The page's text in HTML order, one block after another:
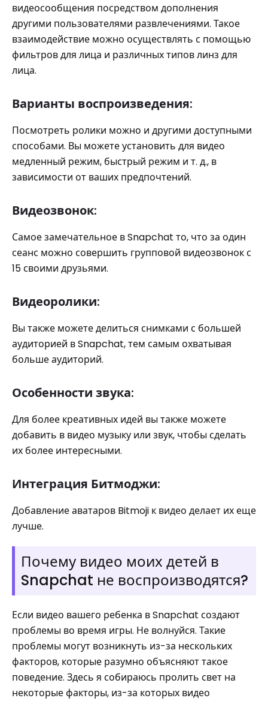
видеосообщения посредством дополнения
другими пользователями развлечениями. Такое
взаимодействие можно осуществлять с помощью
фильтров для лица и различных типов линз для
лица.
Варианты воспроизведения:
Посмотреть ролики можно и другими доступными
способами. Вы можете установить для видео
медленный режим, быстрый режим и т. д., в
зависимости от ваших предпочтений.
Видеозвонок:
Самое замечательное в Snapchat то, что за один
сеанс можно совершить групповой видеозвонок с
15 своими друзьями.
Видеоролики:
Вы также можете делиться снимками с большей
аудиторией в Snapchat, тем самым охватывая
больше аудиторий.
Особенности звука:
Для более креативных идей вы также можете
добавить в видео музыку или звук, чтобы сделать
их более интересными.
Интеграция Битмоджи:
Добавление аватаров Bitmoji к видео делает их еще
лучше.
Почему видео моих детей в
Snapchat не воспроизводятся?
Если видео вашего ребенка в Snapchat создают
проблемы во время игры. Не волнуйся. Такие
проблемы могут возникнуть из-за нескольких
факторов, которые разумно объясняют такое
поведение. Здесь я собираюсь пролить свет на
некоторые факторы, из-за которых видео